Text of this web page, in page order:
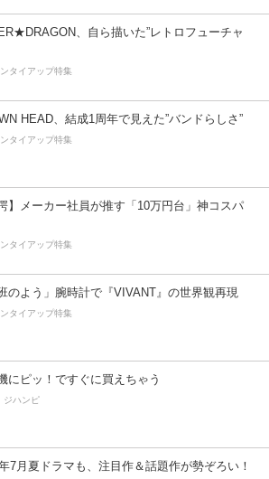
、自ら描いた”レトロフューチャ
タイアップ特集
HEAD、結成1周年で見えた”バンドらしさ”
タイアップ特集
愕】メーカー社員が推す「10万円台」神コスパ
タイアップ特集
のよう」腕時計で『VIVANT』の世界観再現
タイアップ特集
にピッ！ですぐに買えちゃう
ジハンピ
7月夏ドラマも、注目作＆話題作が勢ぞろい！